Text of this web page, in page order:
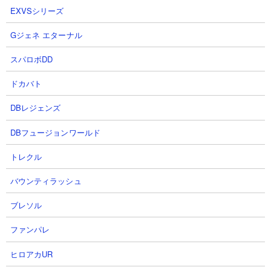
体力： 150,000
攻撃力： 30,000
射程： 345（範囲攻撃）
KB： 3回
特殊能力： 悪魔シールド（HP250,000）持ち、KBの度に悪魔シ
ールド（HP125,000）を張り直す
属性： 悪魔
１．たそがれに燃える丘 ヘヴィジャークやエキゾ
チックを使った攻略
【出撃メンバー】
EXVSシリーズ
Gジェネ エターナル
スパロボDD
ドカバト
DBレジェンズ
DBフュージョンワールド
トレクル
バウンティラッシュ
ブレソル
ファンパレ
ヒロアカUR